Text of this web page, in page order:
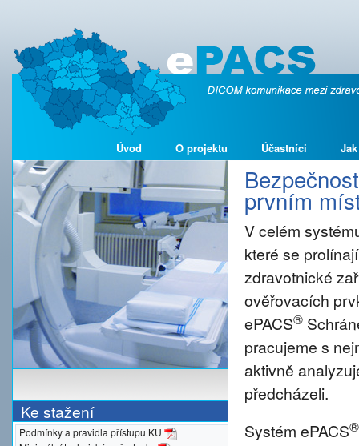
Úvod O projektu Účastníci
Ke stažení
Podmínky a pravidla přístupu KU
prvním
V celém
které se
zdravotnické
ověřovacích
ePACS®
pracujeme s
aktivně
předcházeli.
Systém ePACS®